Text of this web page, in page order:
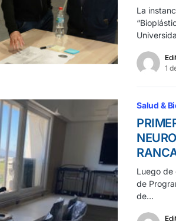
La
1
Salud &
Luego de
de
de…